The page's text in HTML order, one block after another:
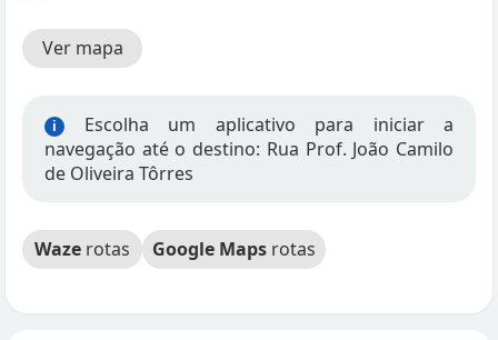
Ver mapa
i
Escolha um aplicativo para iniciar a
navegação até o destino: Rua Prof. João Camilo
de Oliveira Tôrres
Waze rotas Google Maps rotas